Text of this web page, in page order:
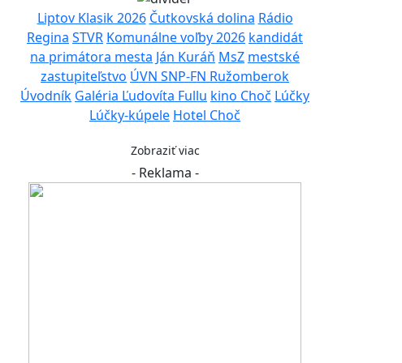
Liptov Klasik 2026 Čutkovská dolina Rádio
Regina STVR Komunálne voľby 2026 kandidát
na primátora mesta Ján Kuráň MsZ mestské
zastupiteľstvo ÚVN SNP-FN Ružomberok
Úvodník Galéria Ľudovíta Fullu kino Choč Lúčky
Lúčky-kúpele Hotel Choč
Zobraziť viac
- Reklama -